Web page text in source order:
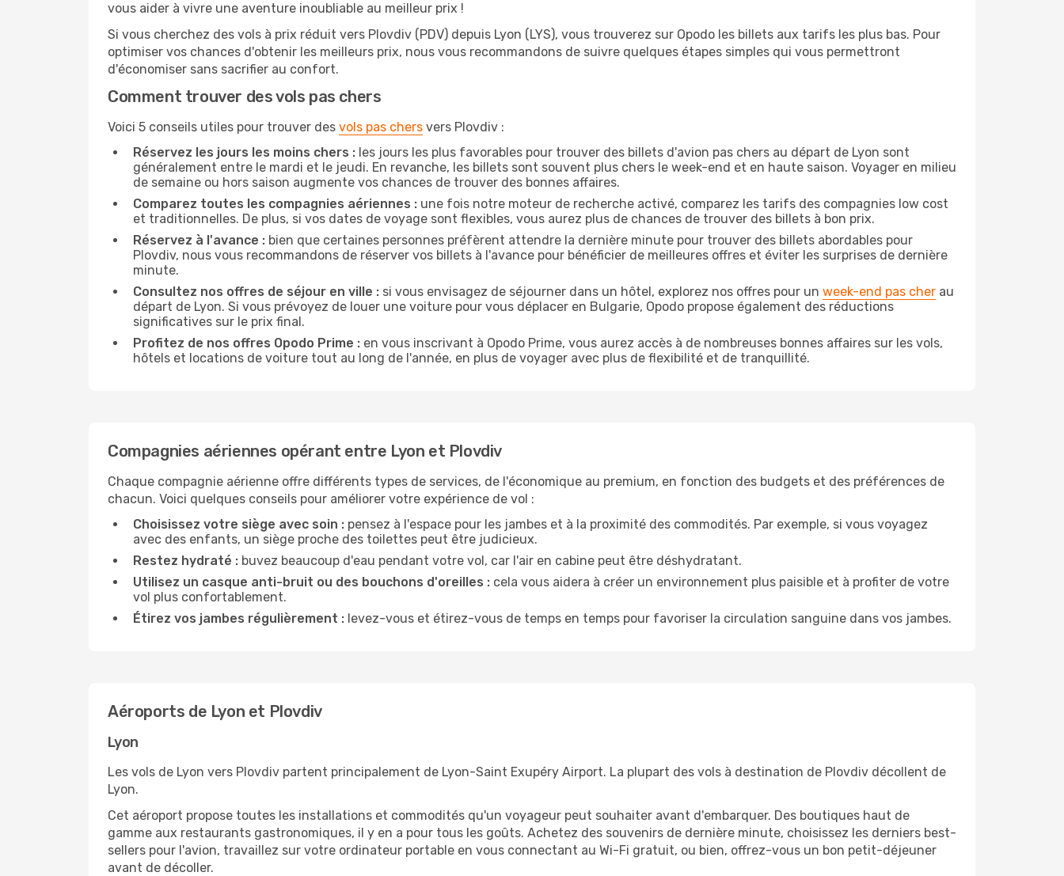
vous aider à vivre une aventure inoubliable au meilleur prix !
Si vous cherchez des vols à prix réduit vers Plovdiv (PDV) depuis Lyon (LYS), vous trouverez sur Opodo les billets aux tarifs les plus bas. Pour
optimiser vos chances d'obtenir les meilleurs prix, nous vous recommandons de suivre quelques étapes simples qui vous permettront
d'économiser sans sacrifier au confort.
Comment trouver des vols pas chers
Voici 5 conseils utiles pour trouver des vols pas chers vers Plovdiv :
Réservez les jours les moins chers : les jours les plus favorables pour trouver des billets d'avion pas chers au départ de Lyon sont
généralement entre le mardi et le jeudi. En revanche, les billets sont souvent plus chers le week-end et en haute saison. Voyager en milieu
de semaine ou hors saison augmente vos chances de trouver des bonnes affaires.
Comparez toutes les compagnies aériennes : une fois notre moteur de recherche activé, comparez les tarifs des compagnies low cost
et traditionnelles. De plus, si vos dates de voyage sont flexibles, vous aurez plus de chances de trouver des billets à bon prix.
Réservez à l'avance : bien que certaines personnes préfèrent attendre la dernière minute pour trouver des billets abordables pour
Plovdiv, nous vous recommandons de réserver vos billets à l'avance pour bénéficier de meilleures offres et éviter les surprises de dernière
minute.
Consultez nos offres de séjour en ville : si vous envisagez de séjourner dans un hôtel, explorez nos offres pour un week-end pas cher au
départ de Lyon. Si vous prévoyez de louer une voiture pour vous déplacer en Bulgarie, Opodo propose également des réductions
significatives sur le prix final.
Profitez de nos offres Opodo Prime : en vous inscrivant à Opodo Prime, vous aurez accès à de nombreuses bonnes affaires sur les vols,
hôtels et locations de voiture tout au long de l'année, en plus de voyager avec plus de flexibilité et de tranquillité.
Compagnies aériennes opérant entre Lyon et Plovdiv
Chaque compagnie aérienne offre différents types de services, de l'économique au premium, en fonction des budgets et des préférences de
chacun. Voici quelques conseils pour améliorer votre expérience de vol :
Choisissez votre siège avec soin : pensez à l'espace pour les jambes et à la proximité des commodités. Par exemple, si vous voyagez
avec des enfants, un siège proche des toilettes peut être judicieux.
Restez hydraté : buvez beaucoup d'eau pendant votre vol, car l'air en cabine peut être déshydratant.
Utilisez un casque anti-bruit ou des bouchons d'oreilles : cela vous aidera à créer un environnement plus paisible et à profiter de votre
vol plus confortablement.
Étirez vos jambes régulièrement : levez-vous et étirez-vous de temps en temps pour favoriser la circulation sanguine dans vos jambes.
Aéroports de Lyon et Plovdiv
Lyon
Les vols de Lyon vers Plovdiv partent principalement de Lyon-Saint Exupéry Airport. La plupart des vols à destination de Plovdiv décollent de
Lyon.
Cet aéroport propose toutes les installations et commodités qu'un voyageur peut souhaiter avant d'embarquer. Des boutiques haut de
gamme aux restaurants gastronomiques, il y en a pour tous les goûts. Achetez des souvenirs de dernière minute, choisissez les derniers best-
sellers pour l'avion, travaillez sur votre ordinateur portable en vous connectant au Wi-Fi gratuit, ou bien, offrez-vous un bon petit-déjeuner
avant de décoller.